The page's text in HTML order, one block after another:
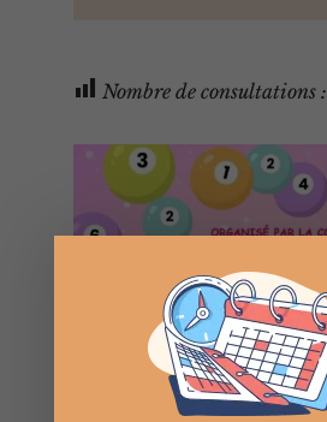
Nombre de consultations :